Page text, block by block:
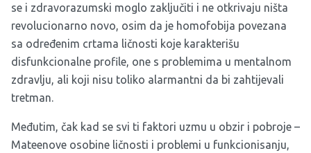
se i zdravorazumski moglo zaključiti i ne otkrivaju ništa
revolucionarno novo, osim da je homofobija povezana
sa određenim crtama ličnosti koje karakterišu
disfunkcionalne profile, one s problemima u mentalnom
zdravlju, ali koji nisu toliko alarmantni da bi zahtijevali
tretman.
Međutim, čak kad se svi ti faktori uzmu u obzir i pobroje –
Mateenove osobine ličnosti i problemi u funkcionisanju,